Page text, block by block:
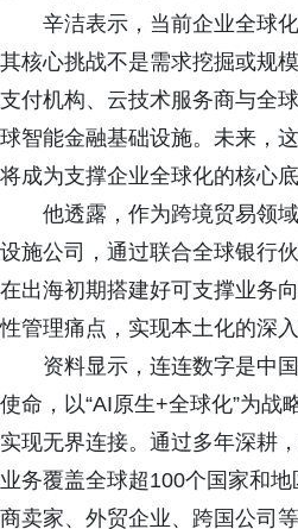
辛洁表示，当前企业全球
其核心挑战不是需求挖掘或规
支付机构、云技术服务商与全
球智能金融基础设施。未来，
将成为支撑企业全球化的核心底
他透露，作为跨境贸易领
设施公司，通过联合全球银行
在出海初期搭建好可支撑业务
性管理痛点，实现本土化的深
资料显示，连连数字是中
使命，以“AI原生+全球化”为
实现无界连接。通过多年深耕
业务覆盖全球超100个国家和
商卖家、外贸企业、跨国公司